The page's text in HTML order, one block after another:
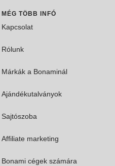
MÉG TÖBB INFÓ
Kapcsolat
Rólunk
Márkák a Bonaminál
Ajándékutalványok
Sajtószoba
Affiliate marketing
Bonami cégek számára